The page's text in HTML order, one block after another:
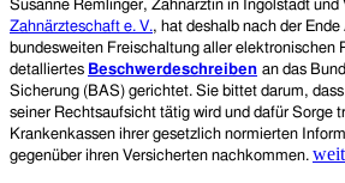
Susanne Remlinger, Zahnärztin in Ingolstadt und
Zahnärzteschaft e. V., hat deshalb nach der
bundesweiten Freischaltung aller elektronischen
detalliertes Beschwerdeschreiben an das
Sicherung (BAS) gerichtet. Sie bittet darum,
seiner Rechtsaufsicht tätig wird und dafür Sorge
Krankenkassen ihrer gesetzlich normierten
gegenüber ihren Versicherten nachkommen.